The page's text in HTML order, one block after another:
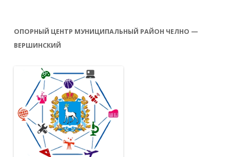
ОПОРНЫЙ ЦЕНТР МУНИЦИПАЛЬНЫЙ РАЙОН ЧЕЛНО —
ВЕРШИНСКИЙ